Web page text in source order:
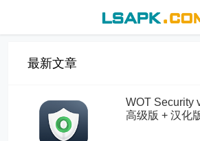
最新文章
WOT Security
高级版 + 汉化